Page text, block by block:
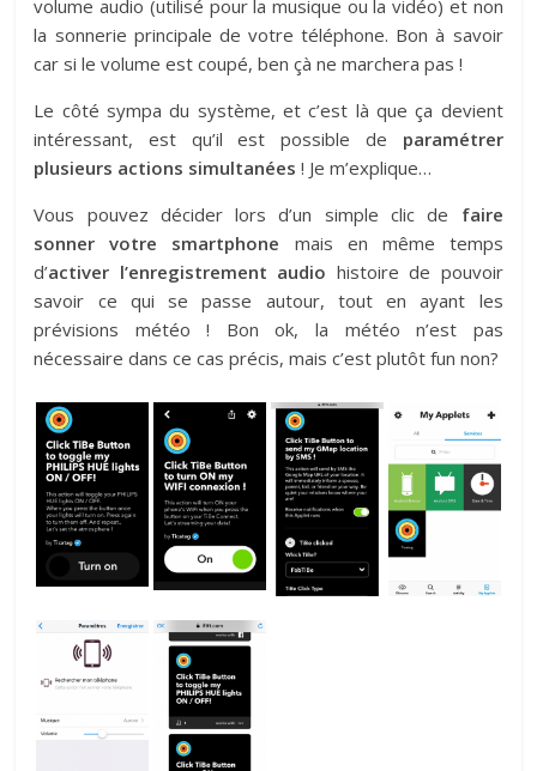
volume audio (utilisé pour la musique ou la vidéo) et non
la sonnerie principale de votre téléphone. Bon à savoir
car si le volume est coupé, ben çà ne marchera pas !
Le côté sympa du système, et c’est là que ça devient
intéressant, est qu’il est possible de paramétrer
plusieurs actions simultanées! Je m’explique…
Vous pouvez décider lors d’un simple clic de faire
sonner votre smartphone mais en même temps
d’activer l’enregistrement audio histoire de pouvoir
savoir ce qui se passe autour, tout en ayant les
prévisions météo ! Bon ok, la météo n’est pas
nécessaire dans ce cas précis, mais c’est plutôt fun non?